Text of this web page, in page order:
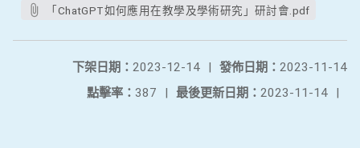
「ChatGPT如何應用在教學及學術研究」研討會.pdf
發佈日期： 2023-11-14
下架日期： 2023-12-14
|
最後更新日期： 2023-11-14 |
點擊率： 387 |